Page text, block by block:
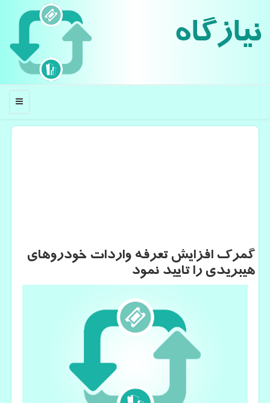
نیازگاه
منو
گمرك افزایش تعرفه واردات خودروهای
هیبریدی را تایید نمود